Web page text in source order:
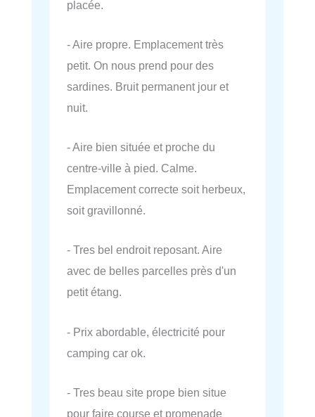
placée.
- Aire propre. Emplacement très
petit. On nous prend pour des
sardines. Bruit permanent jour et
nuit.
- Aire bien située et proche du
centre-ville à pied. Calme.
Emplacement correcte soit herbeux,
soit gravillonné.
- Tres bel endroit reposant. Aire
avec de belles parcelles près d'un
petit étang.
- Prix abordable, électricité pour
camping car ok.
- Tres beau site prope bien situe
pour faire course et promenade